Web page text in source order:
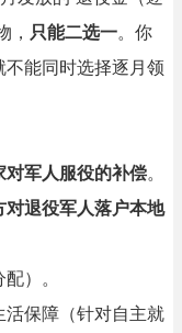
， 只能二选一。你
能同时选择逐月领
对军人服役的补偿。
对退役军人落户本地
）。
活保障（针对自主就